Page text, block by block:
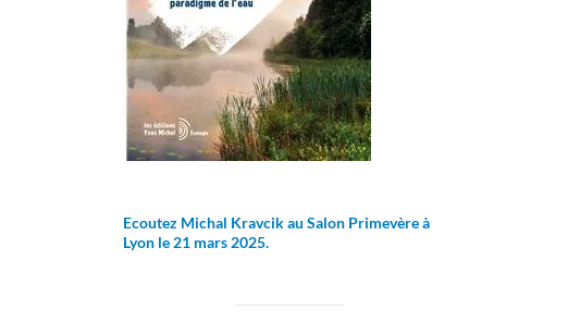
Ecoutez Michal Kravcik au Salon Primevère à
Lyon le 21 mars 2025.